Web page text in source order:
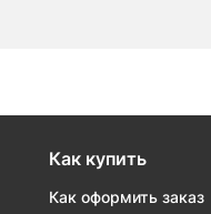
Как купить
Как оформить заказ